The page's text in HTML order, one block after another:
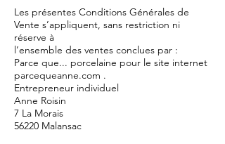
Les présentes Conditions Générales de
Vente s’appliquent, sans restriction ni
réserve à
l’ensemble des ventes conclues par :
Parce que... porcelaine pour le site internet
parcequeanne.com .
Entrepreneur individuel
Anne Roisin
7 La Morais
56220 Malansac